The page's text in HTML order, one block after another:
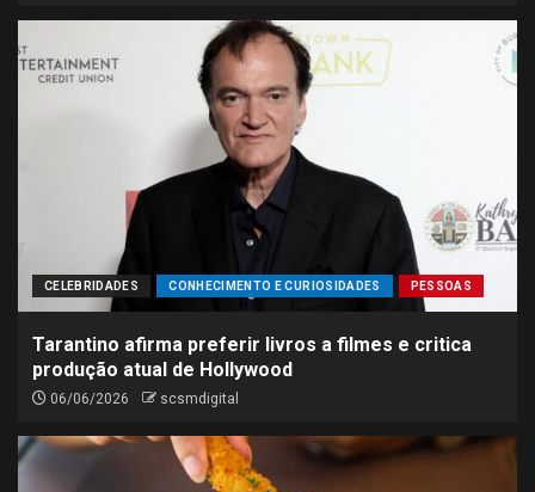
CELEBRIDADES CONHECIMENTO E CURIOSIDADES PESSOAS
Tarantino afirma preferir livros a filmes e critica
produção atual de Hollywood
06/06/2026 scsmdigital